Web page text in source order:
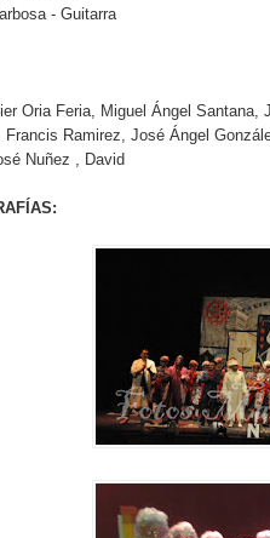
- Guitarra
Oria Feria, Miguel Ángel Santana,
Francis Ramirez, José Ángel
Nuñez , David